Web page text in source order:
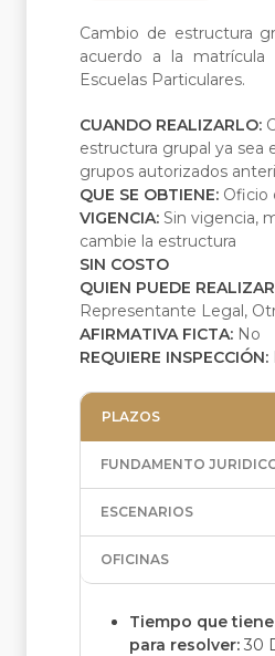
Cambio de estructura
acuerdo a la matrícula
Escuelas Particulares.
CUANDO REALIZARLO:
estructura grupal ya sea
grupos autorizados
QUE SE OBTIENE: Oficio
VIGENCIA: Sin vigencia,
cambie la estructura
SIN COSTO
QUIEN PUEDE
Representante Legal,
AFIRMATIVA FICTA: No
REQUIERE INSPECCIÓN:
PLAZOS
FUNDAMENTO
ESCENARIOS
OFICINAS
Tiempo que
para resolver: 30